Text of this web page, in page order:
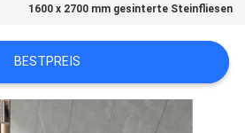
1600 x 2700 mm gesinterte Steinfliesen
BESTPREIS